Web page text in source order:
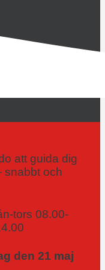
att guida dig
snabbt och
tors 08.00-
den 21 maj